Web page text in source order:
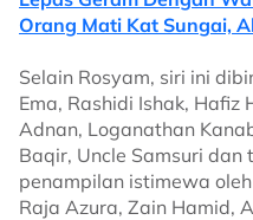
Orang Mati Kat Sungai,
Selain Rosyam, siri ini
Ema, Rashidi Ishak,
Adnan, Loganathan
Baqir, Uncle Samsuri
penampilan istimewa
Raja Azura, Zain Hamid,